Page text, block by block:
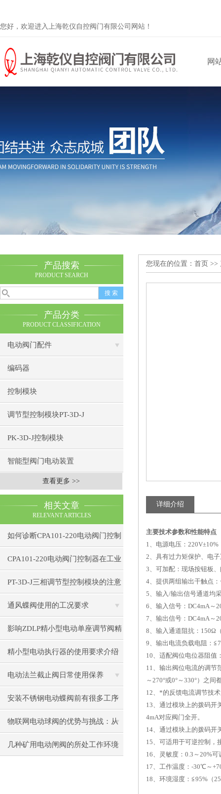
您好，欢迎进入上海乾仪自控阀门有限公司网站！
网
产品搜索
PRODUCT SEARCH
产品分类
PRODUCT CLASSIFICATION
电动阀门配件
编码器
控制模块
调节型控制模块PT-3D-J
PK-3D-J控制模块
智能型阀门电动装置
查看更多 >>
相关文章
RELEVANT ARTICLES
如何诊断CPA101-220电动阀门控制
器的通信故障？
CPA101-220电动阀门控制器在工业
自动化中的应用
PT-3D-J三相调节型控制模块的注意
事项
通风蝶阀使用的工况要求
影响ZDLP精小型电动单座调节阀精
度的因素
精小型电动执行器的使用要求介绍
电动法兰截止阀日常使用保养
安装不锈钢电动蝶阀前有很多工序
你了解几个
物联网电动球阀的优势与挑战：从
设计到应用
几种矿用电动闸阀的所处工作环境
您现在的位置： 首页 >>
详细介绍
主要技术参数和性能特点
1、电源电压：
2、具有过力矩保护、电
3、可加配：现场按钮板
4、提供两组输出干触点
5、输入/输出信号通道均
6、输入信号：DC4mA～
7、输出信号：DC4mA～
8、输入通道阻抗：150Ω
9、输出电流负载电阻：
10、适配阀位电位器阻值
11、输出阀位电流的调节
～270°或0°～330°）之
12、*的反馈电流调节技
13、通过模块上的拨码开
4mA对应阀门全开。
14、通过模块上的拨码开
15、可适用于可逆控制，
16、灵敏度：0.3～20%可
17、工作温度：-30℃～
18、环境湿度：≦95%（